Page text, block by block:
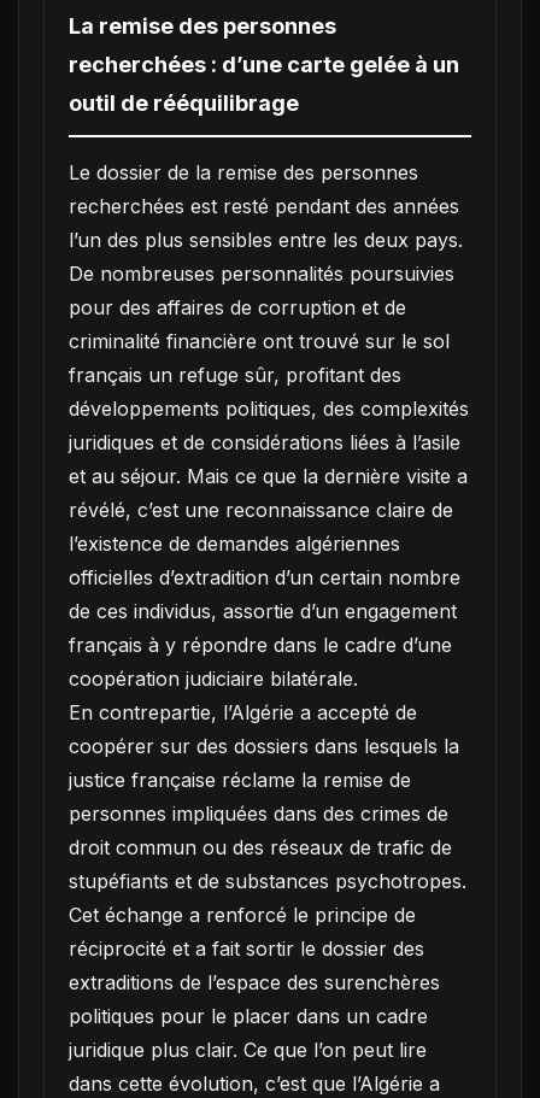
La remise des personnes
recherchées : d’une carte gelée à un
outil de rééquilibrage
Le dossier de la remise des personnes
recherchées est resté pendant des années
l’un des plus sensibles entre les deux pays.
De nombreuses personnalités poursuivies
pour des affaires de corruption et de
criminalité financière ont trouvé sur le sol
français un refuge sûr, profitant des
développements politiques, des complexités
juridiques et de considérations liées à l’asile
et au séjour. Mais ce que la dernière visite a
révélé, c’est une reconnaissance claire de
l’existence de demandes algériennes
officielles d’extradition d’un certain nombre
de ces individus, assortie d’un engagement
français à y répondre dans le cadre d’une
coopération judiciaire bilatérale.
En contrepartie, l’Algérie a accepté de
coopérer sur des dossiers dans lesquels la
justice française réclame la remise de
personnes impliquées dans des crimes de
droit commun ou des réseaux de trafic de
stupéfiants et de substances psychotropes.
Cet échange a renforcé le principe de
réciprocité et a fait sortir le dossier des
extraditions de l’espace des surenchères
politiques pour le placer dans un cadre
juridique plus clair. Ce que l’on peut lire
dans cette évolution, c’est que l’Algérie a